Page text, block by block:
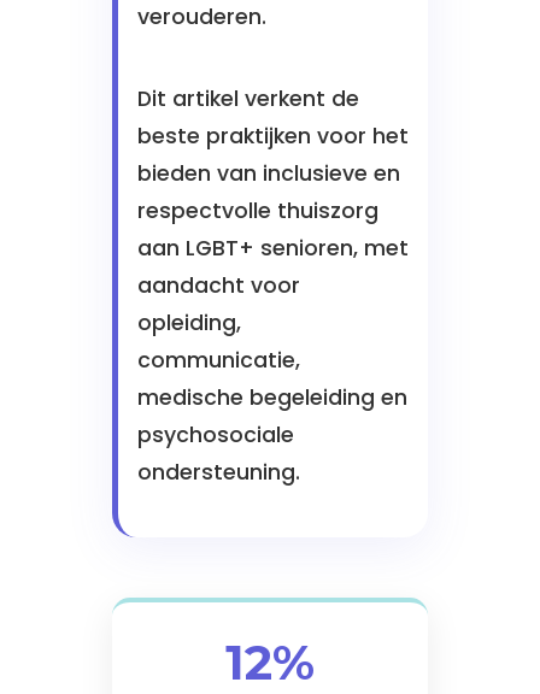
verouderen.
Dit artikel verkent de
beste praktijken voor het
bieden van inclusieve en
respectvolle thuiszorg
aan LGBT+ senioren, met
aandacht voor
opleiding,
communicatie,
medische begeleiding en
psychosociale
ondersteuning.
12%